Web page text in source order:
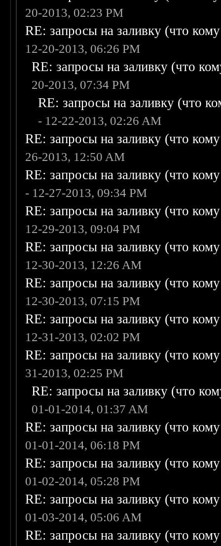
20-2013, 02:23 PM
RE: запросы на заливку (что
12-20-2013, 06:26 PM
RE: запросы на заливку (что
20-2013, 07:34 PM
RE: запросы на заливку (что
- 12-22-2013, 02:26 AM
RE: запросы на заливку (что
26-2013, 12:50 AM
RE: запросы на заливку (что
- 12-27-2013, 09:34 PM
RE: запросы на заливку (что
12-29-2013, 09:04 PM
RE: запросы на заливку (что
12-30-2013, 12:26 AM
RE: запросы на заливку (что
12-30-2013, 07:15 PM
RE: запросы на заливку (что
12-31-2013, 02:02 PM
RE: запросы на заливку (что
31-2013, 02:25 PM
RE: запросы на заливку (что
01-01-2014, 01:37 AM
RE: запросы на заливку (что
01-01-2014, 06:18 PM
RE: запросы на заливку (что
01-02-2014, 05:28 PM
RE: запросы на заливку (что
01-03-2014, 05:06 AM
RE: запросы на заливку (что